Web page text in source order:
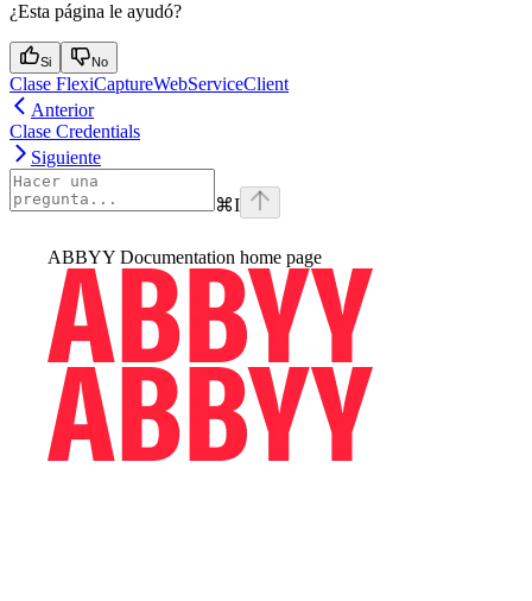
¿Esta página le ayudó?
Si No
Clase FlexiCaptureWebServiceClient
Anterior
Clase Credentials
Siguiente
⌘I
ABBYY Documentation home page